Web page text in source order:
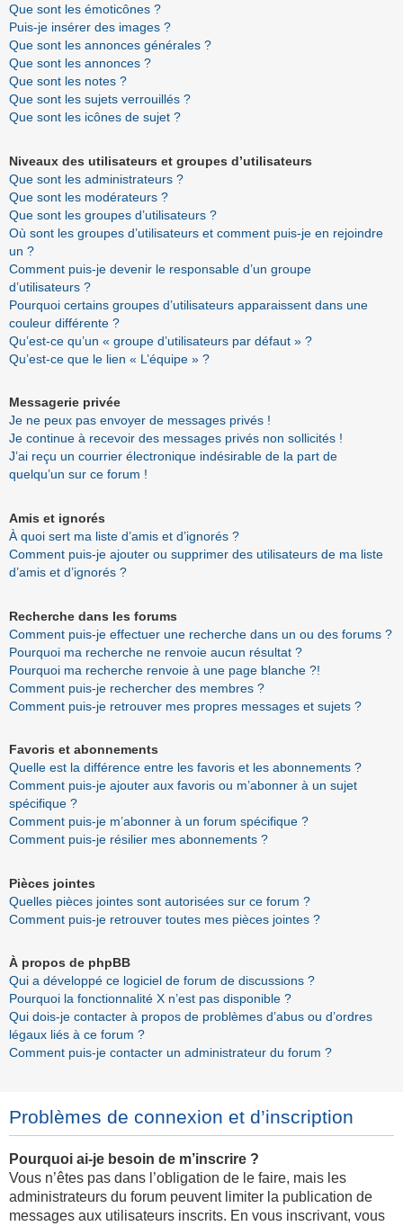
Que sont les émoticônes ?
Puis-je insérer des images ?
Que sont les annonces générales ?
Que sont les annonces ?
Que sont les notes ?
Que sont les sujets verrouillés ?
Que sont les icônes de sujet ?
Niveaux des utilisateurs et groupes d’utilisateurs
Que sont les administrateurs ?
Que sont les modérateurs ?
Que sont les groupes d’utilisateurs ?
Où sont les groupes d’utilisateurs et comment puis-je en rejoindre
un ?
Comment puis-je devenir le responsable d’un groupe
d’utilisateurs ?
Pourquoi certains groupes d’utilisateurs apparaissent dans une
couleur différente ?
Qu’est-ce qu’un « groupe d’utilisateurs par défaut » ?
Qu’est-ce que le lien « L’équipe » ?
Messagerie privée
Je ne peux pas envoyer de messages privés !
Je continue à recevoir des messages privés non sollicités !
J’ai reçu un courrier électronique indésirable de la part de
quelqu’un sur ce forum !
Amis et ignorés
À quoi sert ma liste d’amis et d’ignorés ?
Comment puis-je ajouter ou supprimer des utilisateurs de ma liste
d’amis et d’ignorés ?
Recherche dans les forums
Comment puis-je effectuer une recherche dans un ou des forums ?
Pourquoi ma recherche ne renvoie aucun résultat ?
Pourquoi ma recherche renvoie à une page blanche ?!
Comment puis-je rechercher des membres ?
Comment puis-je retrouver mes propres messages et sujets ?
Favoris et abonnements
Quelle est la différence entre les favoris et les abonnements ?
Comment puis-je ajouter aux favoris ou m’abonner à un sujet
spécifique ?
Comment puis-je m’abonner à un forum spécifique ?
Comment puis-je résilier mes abonnements ?
Pièces jointes
Quelles pièces jointes sont autorisées sur ce forum ?
Comment puis-je retrouver toutes mes pièces jointes ?
À propos de phpBB
Qui a développé ce logiciel de forum de discussions ?
Pourquoi la fonctionnalité X n’est pas disponible ?
Qui dois-je contacter à propos de problèmes d’abus ou d’ordres
légaux liés à ce forum ?
Comment puis-je contacter un administrateur du forum ?
Problèmes de connexion et d’inscription
Pourquoi ai-je besoin de m’inscrire ?
Vous n’êtes pas dans l’obligation de le faire, mais les
administrateurs du forum peuvent limiter la publication de
messages aux utilisateurs inscrits. En vous inscrivant, vous